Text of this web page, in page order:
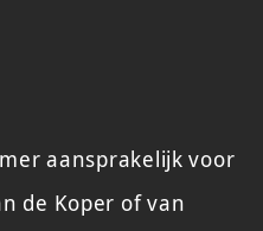
aansprakelijk voor
de Koper of van